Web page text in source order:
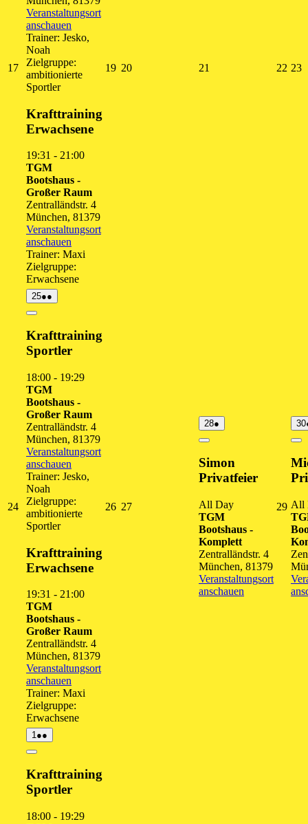
1717.
August
2026
Veranstaltungsort
anschauen
Trainer: Jesko,
Noah
Zielgruppe:
ambitionierte
Sportler
Krafttraining
Erwachsene
19:31 - 21:00
TGM
Bootshaus -
Großer Raum
Zentralländstr. 4
München, 81379
Veranstaltungsort
anschauen
Trainer: Maxi
Zielgruppe:
Erwachsene
1919.
2020.
21 22 22.
23
2424.
August
2026
2525.
August
●●
Veranstaltungen)
Close
Krafttraining
Sportler
18:00 - 19:29
TGM
Bootshaus -
Großer Raum
Zentralländstr. 4
München, 81379
Veranstaltungsort
anschauen
Trainer: Jesko,
Noah
Zielgruppe:
ambitionierte
Sportler
Krafttraining
Erwachsene
19:31 - 21:00
TGM
Bootshaus -
Großer Raum
Zentralländstr. 4
München, 81379
Veranstaltungsort
anschauen
Trainer: Maxi
Zielgruppe:
Erwachsene
2626.
2727.
2828.
August
●
Veranstaltung)
Close
Simon
Privatfeier
All Day
TGM
Bootshaus -
Komplett
Zentralländstr. 4
München, 81379
Veranstaltungsort
anschauen
2929.
2026
30
All
1 1.
September
2026
●●
Veranstaltungen)
Close
Krafttraining
Sportler
18:00 - 19:29